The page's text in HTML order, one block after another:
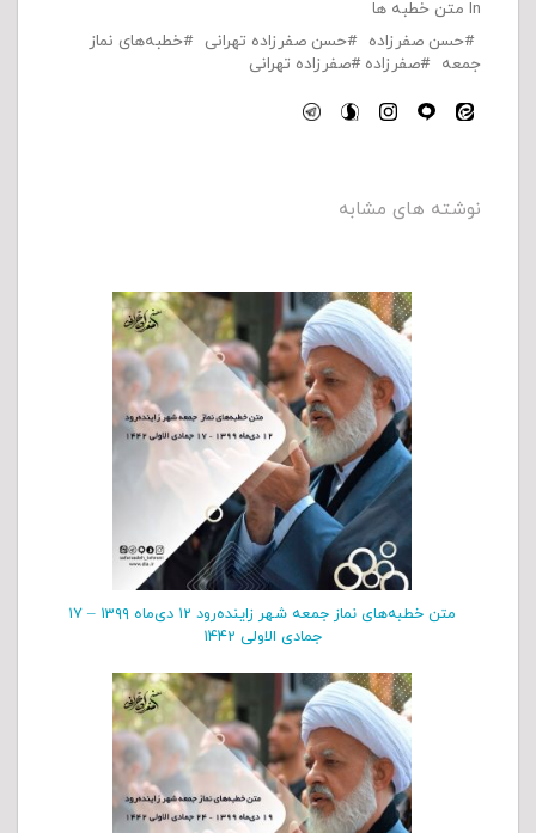
In متن خطبه ها
حسن صفرزاده
حسن صفرزاده تهرانی
خطبه‌های نماز
جمعه
صفرزاده صفرزاده تهرانی
نوشته های مشابه
متن خطبه‌های نماز جمعه شهر زاینده‌رود ۱۲ دی‌‌ماه ۱۳۹۹ – ۱۷
جمادی الاولی ۱۴۴۲